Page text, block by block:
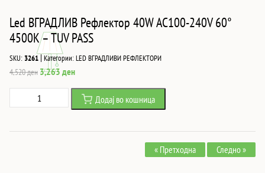
Led ВГРАДЛИВ Рефлектор 40W AC100-240V 60°
4500K – TUV PASS
SKU: 3261|Категории:LED ВГРАДЛИВИ РЕФЛЕКТОРИ
4,520ден Original
was:
4,520 ден.
3,263 денCurrent
price
3,263 ден.
ВГРАДЛИВ
Додај во кошница
« Претходна Следно »